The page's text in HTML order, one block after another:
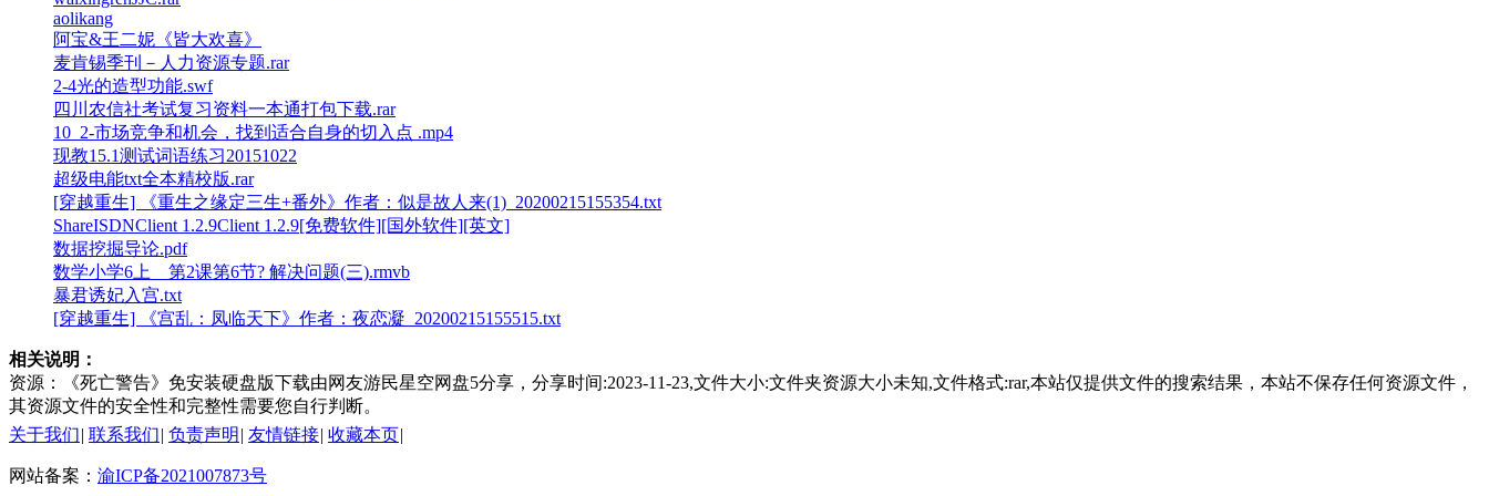
aolikang
阿宝&王二妮《皆大欢喜》
麦肯锡季刊－人力资源专题.rar
2-4光的造型功能.swf
四川农信社考试复习资料一本通打包下载.rar
10_2-市场竞争和机会，找到适合自身的切入点 .mp4
现教15.1测试词语练习20151022
超级电能txt全本精校版.rar
[穿越重生] 《重生之缘定三生+番外》作者：似是故人来(1)_20200215155354.txt
ShareISDNClient 1.2.9Client 1.2.9[免费软件][国外软件][英文]
数据挖掘导论.pdf
数学小学6上__第2课第6节? 解决问题(三).rmvb
暴君诱妃入宫.txt
[穿越重生] 《宫乱：凤临天下》作者：夜恋凝_20200215155515.txt
相关说明：
资源：《死亡警告》免安装硬盘版下载由网友游民星空网盘5分享，分享时间:2023-11-23,文件大小:文件夹资源大小未知,文件格式:rar,本站仅提供文件的搜索结果，本站不保存任何资源文件，
其资源文件的安全性和完整性需要您自行判断。
关于我们| 联系我们| 负责声明 | 友情链接| 收藏本页|
网站备案： 渝ICP备2021007873号